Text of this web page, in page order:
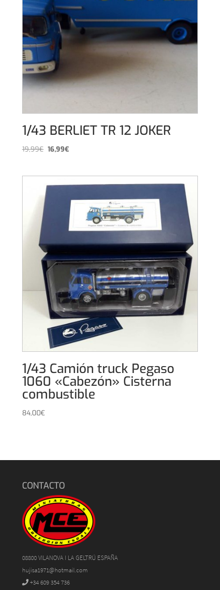
1/43 BERLIET TR 12 JOKER
19,99€El
era:
19,99€.
16,99€El
es:
1/43 Camión truck Pegaso
1060 «Cabezón» Cisterna
combustible
84,00€
CONTACTO
08800 VILANOVA I LA GELTRÚ ESPAÑA
hujisa1971@hotmail.com
+34 609 354 736